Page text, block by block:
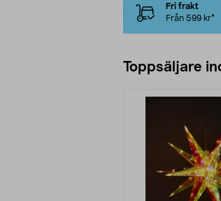
Fri frakt
Från 599 kr*
Toppsäljare